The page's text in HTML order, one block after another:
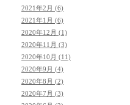
2021年2月 (6)
2021年1月 (6)
2020年12月 (1)
2020年11月 (3)
2020年10月 (11)
2020年9月 (4)
2020年8月 (2)
2020年7月 (3)